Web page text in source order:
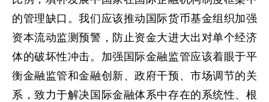
的管理缺口。我们应该推动国际货币基金组织加强
资本流动监测预警，防止资金大进大出对单个经济
体的破坏性冲击。加强国际金融监管应该着眼于平
衡金融监管和金融创新、政府干预、市场调节的关
系，致力于解决国际金融体系中存在的系统性、根